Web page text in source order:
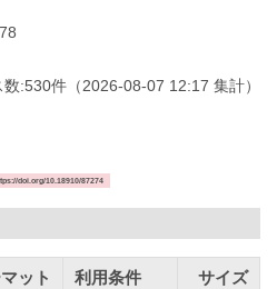
数:530件 （2026-08-07 12:17 集計）
doi.org/10.18910/87274
ット 利用条件 サイズ